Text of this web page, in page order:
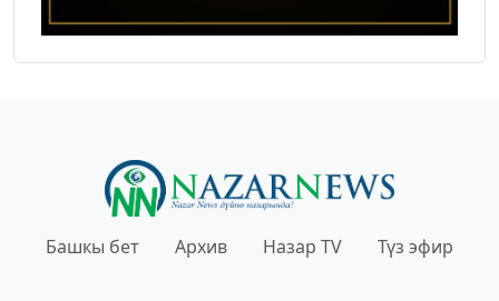
Башкы бет Архив Назар TV Түз эфир